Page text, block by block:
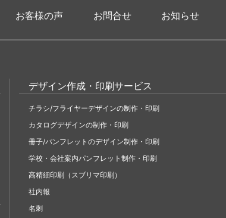
お客様の声 お問合せ お知らせ
デザイン作成・印刷サービス
チラシ/フライヤーデザインの制作・印刷
カタログデザインの制作・印刷
冊子/パンフレットのデザイン制作・印刷
学校・会社案内パンフレット制作・印刷
高精細印刷（スブリマ印刷）
社内報
名刺